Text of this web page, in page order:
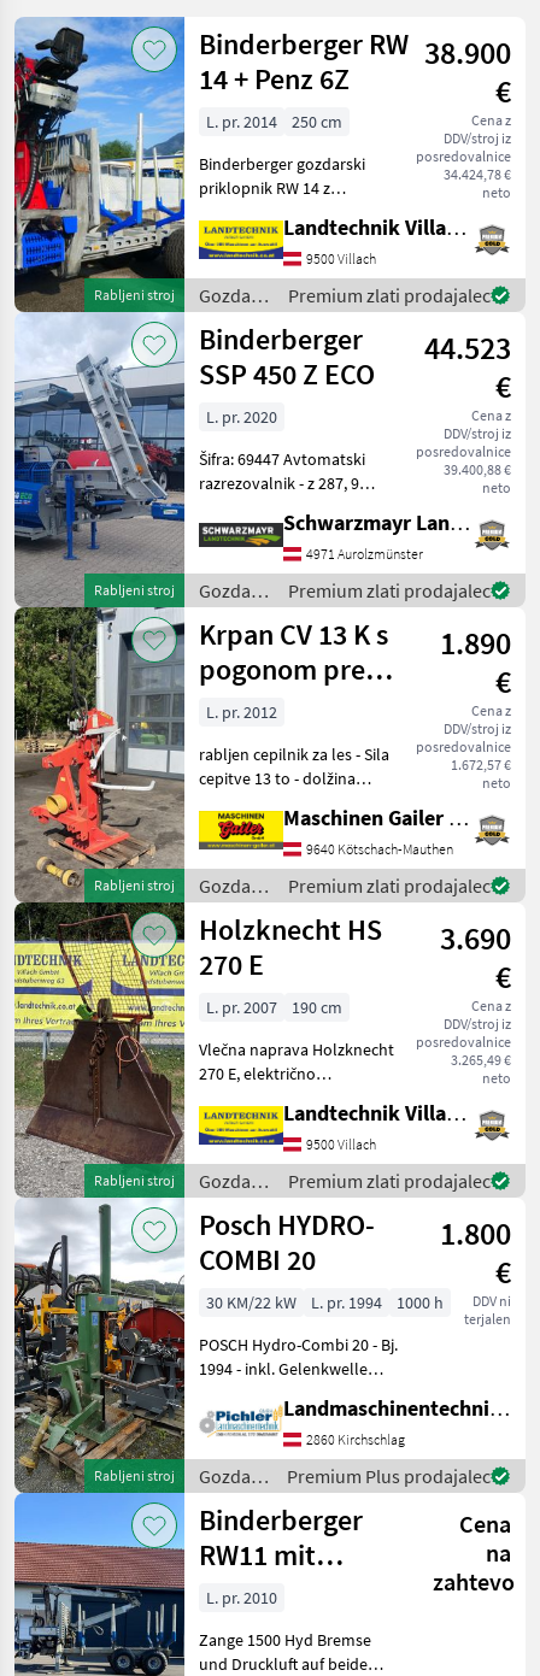
Rabljeni stroj
Binderberger RW
14 + Penz 6Z
38.900
€
Cena z
DDV/stroj iz
posredovalnice
34.424,78 €
neto
L. pr. 2014
250 cm
Binderberger gozdarski
priklopnik RW 14 z
originalnim lovskim
stolom, z joystickom in
nožnim upravljanjem,
hidravlično samostojno
napajanje z dvo
Landtechnik Villach GmbH
9500 Villach
Gozdarska
in
lesarska
mehanizacija
/
Binderberger
Premium zlati prodajalec
Rabljeni stroj
Binderberger
SSP 450 Z ECO
44.523
€
Cena z
DDV/stroj iz
posredovalnice
39.400,88 €
neto
L. pr. 2020
Šifra: 69447 Avtomatski
razrezovalnik - z 287, 9
izdelave 2020 - s podvozjem
- z mehansko zložljivim
transportnim trakom
dolžine 4, 40 m
Schwarzmayr Landtechnik GmbH - Aurolzmünster
4971 Aurolzmünster
Gozdarska
in
lesarska
mehanizacija
/
Binderberger
Premium zlati prodajalec
Rabljeni stroj
Krpan CV 13 K s
pogonom prek
kardanskega
greda
1.890
€
Cena z
DDV/stroj iz
posredovalnice
1.672,57 €
neto
L. pr. 2012
rabljen cepilnik za les - Sila
cepitve 13 to - dolžina
prek kardanskega greda -
kardanski gred - mehanski
dvigalo za hlode -
upravljanj
Maschinen Gailer GmbH
9640 Kötschach-Mauthen
Gozdarska
in
lesarska
mehanizacija
/ Krpan
Premium zlati prodajalec
Rabljeni stroj
Holzknecht HS
270 E
3.690
€
Cena z
DDV/stroj iz
posredovalnice
3.265,49 €
neto
L. pr. 2007
190 cm
Vlečna naprava Holzknecht
270 E, električno
zaščitna rešetka, 4 vodila za
vrv, končni kavlji in
kardanska gred, nosilec za
motorno žago
Landtechnik Villach GmbH
9500 Villach
Gozdarska
in
lesarska
mehanizacija
/
Holzknecht
Premium zlati prodajalec
Rabljeni stroj
Posch HYDRO-
COMBI 20
1.800
€
DDV ni
terjalen
30 KM/22 kW L. pr. 1994
1000 h
POSCH Hydro-Combi 20 - Bj.
1994 - inkl. Gelenkwelle
Zustand! Der Holzspalter
der Marke Posch, Modell
POSCH Hydro-Combi 20, ist
ein
Landmaschinentechnik Pichler GmbH
2860 Kirchschlag
Gozdarska
in
lesarska
mehanizacija
/ Posch
Premium Plus prodajalec
Binderberger
RW11 mit
FK7200
Cena
na
zahtevo
L. pr. 2010
Zange 1500 Hyd Bremse
und Druckluft auf beide